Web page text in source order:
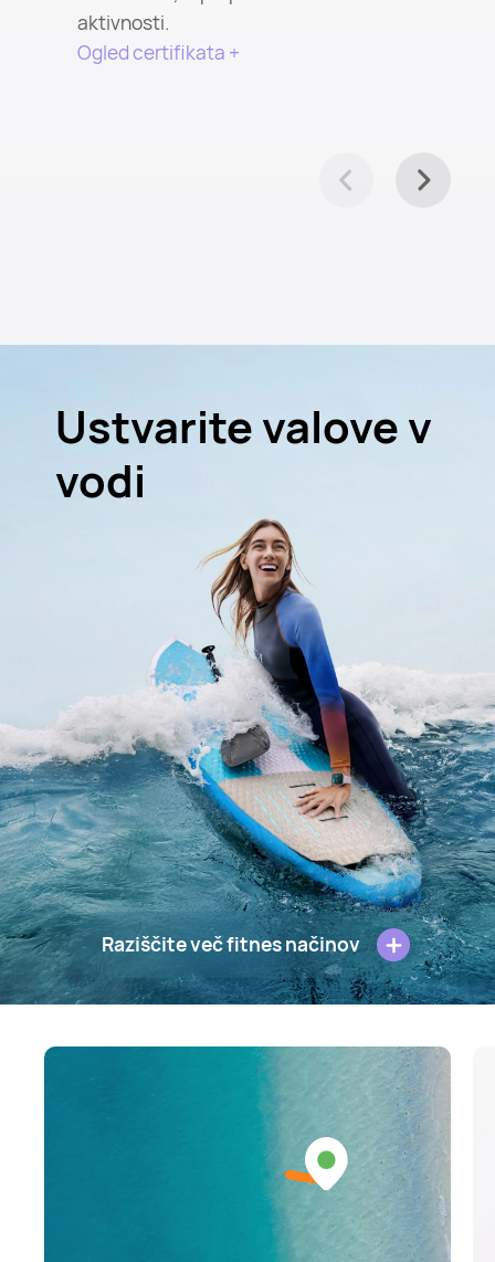
aktivnosti.
Ogled certifikata +
Ustvarite valove v
vodi
Raziščite več fitnes načinov